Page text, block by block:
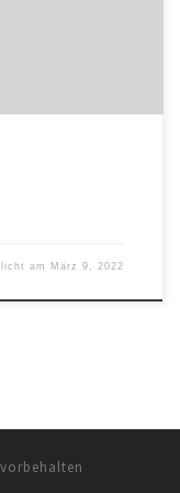
am März 9, 2022